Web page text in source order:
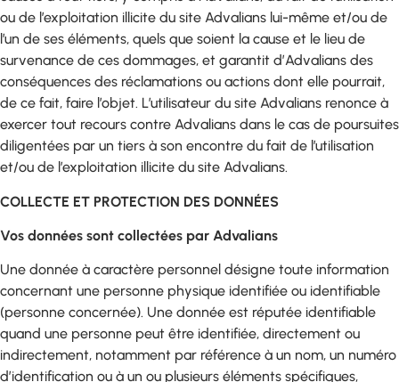
ou de l’exploitation illicite du site Advalians lui-même et/ou de
l’un de ses éléments, quels que soient la cause et le lieu de
survenance de ces dommages, et garantit d’Advalians des
conséquences des réclamations ou actions dont elle pourrait,
de ce fait, faire l’objet. L’utilisateur du site Advalians renonce à
exercer tout recours contre Advalians dans le cas de poursuites
diligentées par un tiers à son encontre du fait de l’utilisation
et/ou de l’exploitation illicite du site Advalians.
COLLECTE ET PROTECTION DES DONNÉES
Vos données sont collectées par Advalians
Une donnée à caractère personnel désigne toute information
concernant une personne physique identifiée ou identifiable
(personne concernée). Une donnée est réputée identifiable
quand une personne peut être identifiée, directement ou
indirectement, notamment par référence à un nom, un numéro
d’identification ou à un ou plusieurs éléments spécifiques,